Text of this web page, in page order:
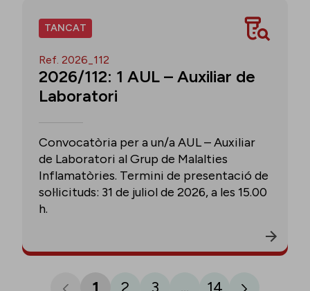
TANCAT
Ref. 2026_112
2026/112: 1 AUL – Auxiliar de
Laboratori
Convocatòria per a un/a AUL – Auxiliar
de Laboratori al Grup de Malalties
Inflamatòries. Termini de presentació de
sol·licituds: 31 de juliol de 2026, a les 15.00
h.